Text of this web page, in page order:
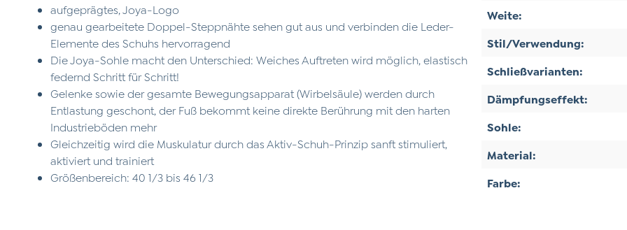
aufgeprägtes, Joya-Logo
genau gearbeitete Doppel-Steppnähte sehen gut aus und verbinden die Leder-
Elemente des Schuhs hervorragend
Die Joya-Sohle macht den Unterschied: Weiches Auftreten wird möglich, elastisch
federnd Schritt für Schritt!
Gelenke sowie der gesamte Bewegungsapparat (Wirbelsäule) werden durch
Entlastung geschont, der Fuß bekommt keine direkte Berührung mit den harten
Industrieböden mehr
Gleichzeitig wird die Muskulatur durch das Aktiv-Schuh-Prinzip sanft stimuliert,
aktiviert und trainiert
Größenbereich: 40 1/3 bis 46 1/3
Weite:
Stil/Verwendung:
Schließvarianten:
Dämpfungseffekt:
Sohle:
Material:
Farbe: